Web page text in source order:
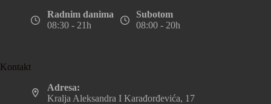
Radnim danima
08:30 - 21h
Subotom
08:00 - 20h
Kontakt
Adresa:
Kralja Aleksandra I Karađorđevića, 17